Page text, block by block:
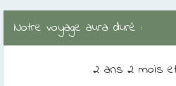
Notre voyage aura duré :
2 ans 2 mois